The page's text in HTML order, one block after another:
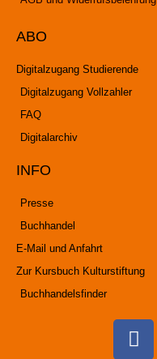
ABO
Digitalzugang Studierende
Digitalzugang Vollzahler
FAQ
Digitalarchiv
INFO
Presse
Buchhandel
E-Mail und Anfahrt
Zur Kursbuch Kulturstiftung
Buchhandelsfinder